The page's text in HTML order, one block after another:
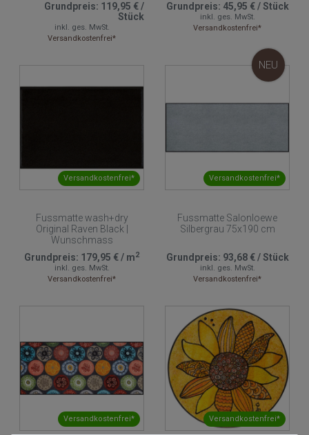
Grundpreis: 119,95 €/
Stück
inkl. ges. MwSt.
Versandkostenfrei*
Grundpreis: 45,95 €/Stück
inkl. ges. MwSt.
Versandkostenfrei*
Versandkostenfrei*
Fussmatte wash+dry
Original Raven Black |
Wunschmass
Grundpreis: 179,95 €/ m2
inkl. ges. MwSt.
Versandkostenfrei*
Versandkostenfrei*
NEU
Fussmatte Salonloewe
Silbergrau 75x190 cm
Grundpreis: 93,68 €/Stück
inkl. ges. MwSt.
Versandkostenfrei*
Versandkostenfrei* Versandkostenfrei*